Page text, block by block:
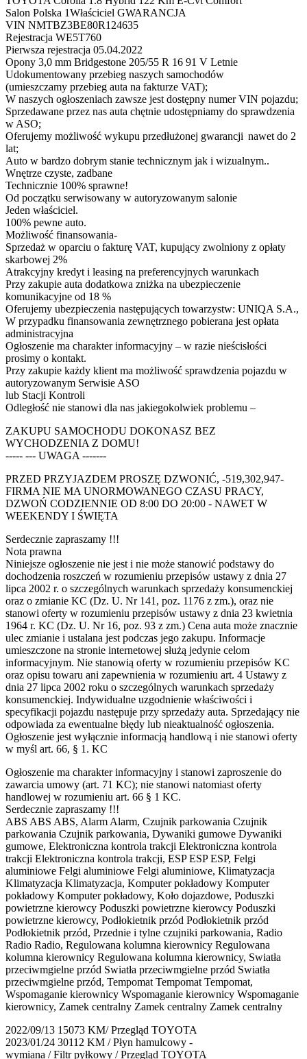
Salon Polska 1Właściciel GWARANCJA
VIN NMTBZ3BE80R124635
Rejestracja WE5T760
Pierwsza rejestracja 05.04.2022
Opony 3,0 mm Bridgestone 205/55 R 16 91 V Letnie
Udokumentowany przebieg naszych samochodów
(umieszczamy przebieg auta na fakturze VAT);
W naszych ogłoszeniach zawsze jest dostępny numer VIN pojazdu;
Sprzedawane przez nas auta chętnie udostępniamy do sprawdzenia
w ASO;
Oferujemy możliwość wykupu przedłużonej gwarancji nawet do 2
lat;
Auto w bardzo dobrym stanie technicznym jak i wizualnym..
Wnętrze czyste, zadbane
Technicznie 100% sprawne!
Od początku serwisowany w autoryzowanym salonie
Jeden właściciel.
100% pewne auto.
Możliwość finansowania-
Sprzedaż w oparciu o fakturę VAT, kupujący zwolniony z opłaty
skarbowej 2%
Atrakcyjny kredyt i leasing na preferencyjnych warunkach
Przy zakupie auta dodatkowa zniżka na ubezpieczenie
komunikacyjne od 18 %
Oferujemy ubezpieczenia następujących towarzystw: UNIQA S.A.,
W przypadku finansowania zewnętrznego pobierana jest opłata
administracyjna
Ogłoszenie ma charakter informacyjny – w razie nieścisłości
prosimy o kontakt.
Przy zakupie każdy klient ma możliwość sprawdzenia pojazdu w
autoryzowanym Serwisie ASO
lub Stacji Kontroli
Odległość nie stanowi dla nas jakiegokolwiek problemu –
ZAKUPU SAMOCHODU DOKONASZ BEZ
WYCHODZENIA Z DOMU!
----- --- UWAGA -------
PRZED PRZYJAZDEM PROSZĘ DZWONIĆ, -519,302,947-
FIRMA NIE MA UNORMOWANEGO CZASU PRACY,
DZWOŃ CODZIENNIE OD 8:00 DO 20:00 - NAWET W
WEEKENDY I ŚWIĘTA
Serdecznie zapraszamy !!!
Nota prawna
Niniejsze ogłoszenie nie jest i nie może stanowić podstawy do
dochodzenia roszczeń w rozumieniu przepisów ustawy z dnia 27
lipca 2002 r. o szczególnych warunkach sprzedaży konsumenckiej
oraz o zmianie KC (Dz. U. Nr 141, poz. 1176 z zm.), oraz nie
stanowi oferty w rozumieniu przepisów ustawy z dnia 23 kwietnia
1964 r. KC (Dz. U. Nr 16, poz. 93 z zm.) Cena auta może znacznie
ulec zmianie i ustalana jest podczas jego zakupu. Informacje
umieszczone na stronie internetowej służą jedynie celom
informacyjnym. Nie stanowią oferty w rozumieniu przepisów KC
oraz opisu towaru ani zapewnienia w rozumieniu art. 4 Ustawy z
dnia 27 lipca 2002 roku o szczególnych warunkach sprzedaży
konsumenckiej. Indywidualne uzgodnienie właściwości i
specyfikacji pojazdu następuje przy sprzedaży auta. Sprzedający nie
odpowiada za ewentualne błędy lub nieaktualność ogłoszenia.
Ogłoszenie jest wyłącznie informacją handlową i nie stanowi oferty
w myśl art. 66, § 1. KC
Ogłoszenie ma charakter informacyjny i stanowi zaproszenie do
zawarcia umowy (art. 71 KC); nie stanowi natomiast oferty
handlowej w rozumieniu art. 66 § 1 KC.
Serdecznie zapraszamy !!!
ABS ABS ABS, Alarm Alarm, Czujnik parkowania Czujnik
parkowania Czujnik parkowania, Dywaniki gumowe Dywaniki
gumowe, Elektroniczna kontrola trakcji Elektroniczna kontrola
trakcji Elektroniczna kontrola trakcji, ESP ESP ESP, Felgi
aluminiowe Felgi aluminiowe Felgi aluminiowe, Klimatyzacja
Klimatyzacja Klimatyzacja, Komputer pokładowy Komputer
pokładowy Komputer pokładowy, Koło dojazdowe, Poduszki
powietrzne kierowcy Poduszki powietrzne kierowcy Poduszki
powietrzne kierowcy, Podłokietnik przód Podłokietnik przód
Podłokietnik przód, Przednie i tylne czujniki parkowania, Radio
Radio Radio, Regulowana kolumna kierownicy Regulowana
kolumna kierownicy Regulowana kolumna kierownicy, Swiatła
przeciwmgielne przód Swiatła przeciwmgielne przód Swiatła
przeciwmgielne przód, Tempomat Tempomat Tempomat,
Wspomaganie kierownicy Wspomaganie kierownicy Wspomaganie
kierownicy, Zamek centralny Zamek centralny Zamek centralny
2022/09/13 15073 KM/ Przegląd TOYOTA
2023/01/24 30112 KM / Płyn hamulcowy -
wymiana / Filtr pyłkowy / Przegląd TOYOTA